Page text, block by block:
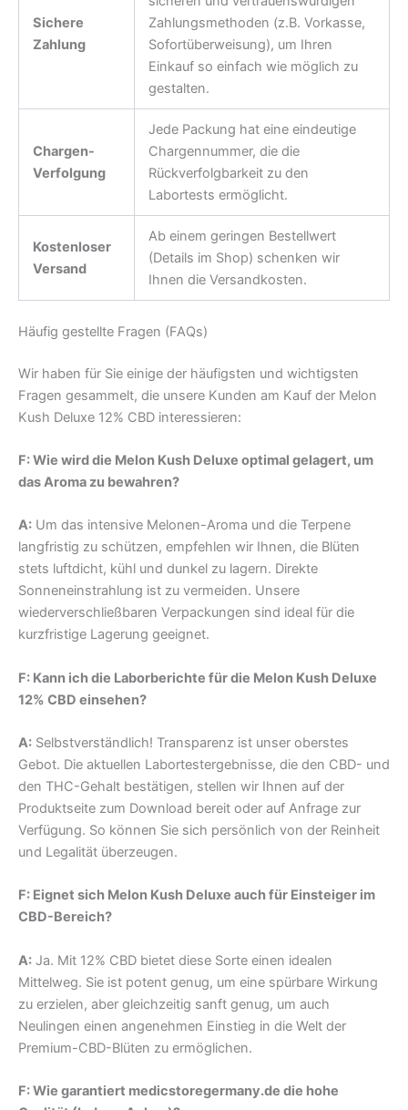
Sichere
Zahlung
Zahlungsmethoden (z.B. Vorkasse,
Sofortüberweisung), um Ihren
Einkauf so einfach wie möglich zu
gestalten.
Chargen-
Verfolgung
Jede Packung hat eine eindeutige
Chargennummer, die die
Rückverfolgbarkeit zu den
Labortests ermöglicht.
Kostenloser
Versand
Ab einem geringen Bestellwert
(Details im Shop) schenken wir
Ihnen die Versandkosten.
Häufig gestellte Fragen (FAQs)
Wir haben für Sie einige der häufigsten und wichtigsten
Fragen gesammelt, die unsere Kunden am Kauf der Melon
Kush Deluxe 12% CBD interessieren:
F: Wie wird die Melon Kush Deluxe optimal gelagert, um
das Aroma zu bewahren?
A: Um das intensive Melonen-Aroma und die Terpene
langfristig zu schützen, empfehlen wir Ihnen, die Blüten
stets luftdicht, kühl und dunkel zu lagern. Direkte
Sonneneinstrahlung ist zu vermeiden. Unsere
wiederverschließbaren Verpackungen sind ideal für die
kurzfristige Lagerung geeignet.
F: Kann ich die Laborberichte für die Melon Kush Deluxe
12% CBD einsehen?
A: Selbstverständlich! Transparenz ist unser oberstes
Gebot. Die aktuellen Labortestergebnisse, die den CBD- und
den THC-Gehalt bestätigen, stellen wir Ihnen auf der
Produktseite zum Download bereit oder auf Anfrage zur
Verfügung. So können Sie sich persönlich von der Reinheit
und Legalität überzeugen.
F: Eignet sich Melon Kush Deluxe auch für Einsteiger im
CBD-Bereich?
A: Ja. Mit 12% CBD bietet diese Sorte einen idealen
Mittelweg. Sie ist potent genug, um eine spürbare Wirkung
zu erzielen, aber gleichzeitig sanft genug, um auch
Neulingen einen angenehmen Einstieg in die Welt der
Premium-CBD-Blüten zu ermöglichen.
F: Wie garantiert medicstoregermany.de die hohe